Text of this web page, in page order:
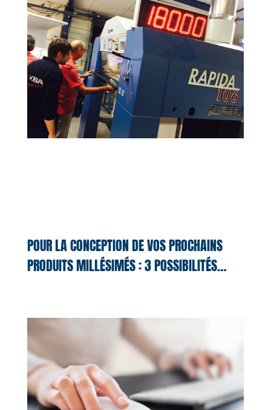
POUR LA CONCEPTION DE VOS PROCHAINS
PRODUITS MILLÉSIMÉS : 3 POSSIBILITÉS…